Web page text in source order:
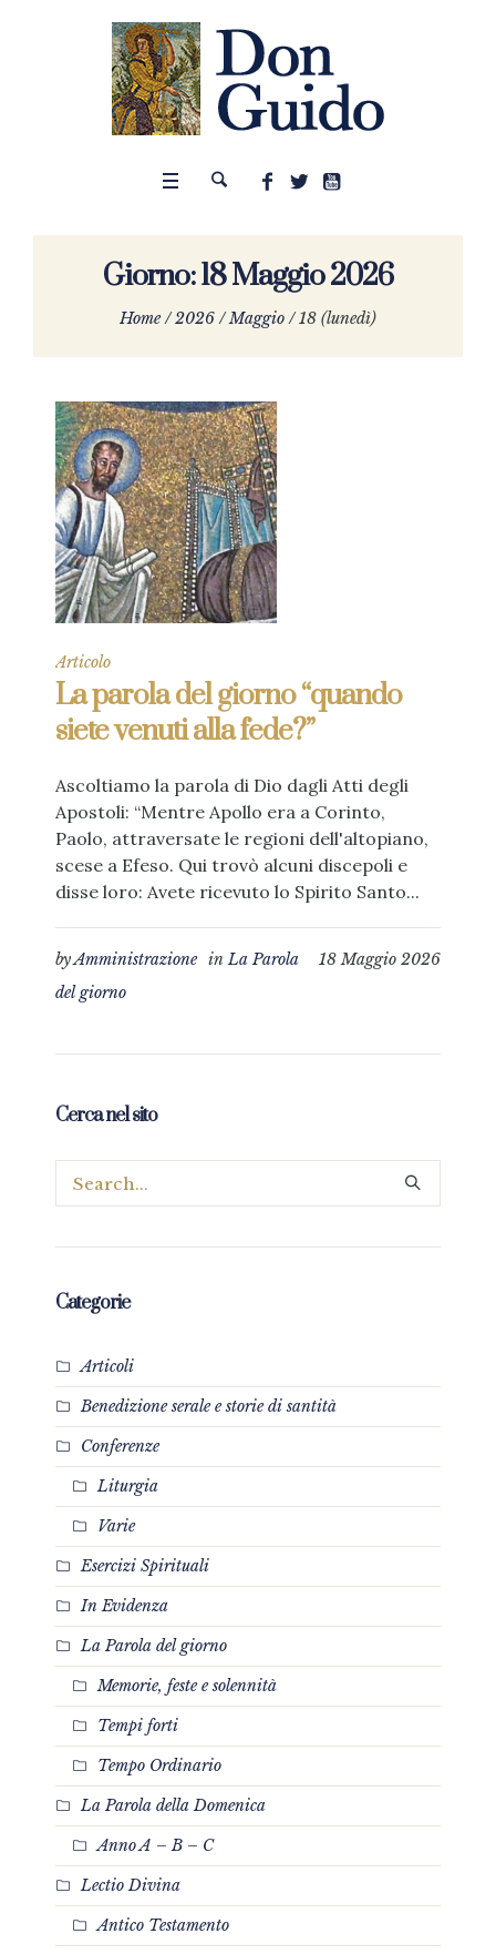
Giorno:18 Maggio 2026
Home /2026 /Maggio /18 (lunedì)
Articolo
La parola del giorno “quando
siete venuti alla fede?”
Ascoltiamo la parola di Dio dagli Atti degli
Apostoli: “Mentre Apollo era a Corinto,
Paolo, attraversate le regioni dell'altopiano,
scese a Efeso. Qui trovò alcuni discepoli e
disse loro: Avete ricevuto lo Spirito Santo...
18 Maggio 2026
byAmministrazione inLa Parola
del giorno
Cerca nel sito
Categorie
Articoli
Benedizione serale e storie di santità
Conferenze
Liturgia
Varie
Esercizi Spirituali
In Evidenza
La Parola del giorno
Memorie, feste e solennità
Tempi forti
Tempo Ordinario
La Parola della Domenica
Anno A – B – C
Lectio Divina
Antico Testamento